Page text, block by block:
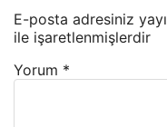
E-posta adresiniz
ile işaretlenmişlerdir
Yorum *